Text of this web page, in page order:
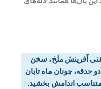
آفرینش ملخ، سخن
حدقه، چونان ماه تابان
متناسب اندامش بخشید.